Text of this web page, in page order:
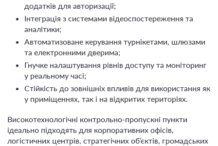
додатків для авторизації;
Інтеграція з системами відеоспостереження та
аналітики;
Автоматизоване керування турнікетами, шлюзами
та електронними дверима;
Гнучке налаштування рівнів доступу та моніторинг
у реальному часі;
Стійкість до зовнішніх впливів для використання як
у приміщеннях, так і на відкритих територіях.
Високотехнологічні контрольно-пропускні пункти
ідеально підходять для корпоративних офісів,
логістичних центрів, стратегічних об’єктів, громадських